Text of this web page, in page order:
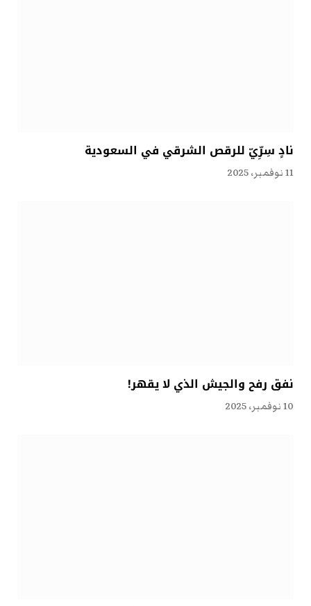
نادٍ سِرِّيّ للرقص الشرقي في السعودية
11 نوفمبر، 2025
نفق رفح والجيش الذي لا يقهر!
10 نوفمبر، 2025